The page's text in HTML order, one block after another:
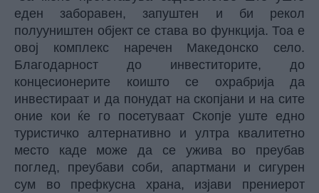
еден заборавен, запуштен и би рекол
полууништен објект се става во функција. Тоа е
овој комплекс наречен Македонско село.
Благодарност до инвеститорите, до
концесионерите коишто се охрабрија да
инвестираат и да понудат на скопјани и на сите
оние кои ќе го посетуваат Скопје уште едно
туристичко алтернативно и ултра квалитетно
место каде може да се ужива во преубав
поглед, преубави соби, апартмани и сигурен
сум во префкусна храна, изјави прениерот